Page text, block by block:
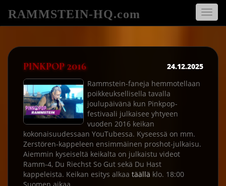
Avaa
RAMMSTEIN-HQ.com
PINKPOP 2016
24.12.2025
Rammstein-faneja hemmotellaan
poikkeuksellisella tavalla
joulupäivänä kun Pinkpop-
festivaali julkaisee yhtyeen
vuoden 2016 keikan
kokonaisuudessaan YouTubessa. Kyseessä on mm.
Zerstören-kappeleen ensimmäinen proshot-julkaisu.
Aiemmin kyseiseltä keikalta on julkaistu videot
Ramm-4, Du Riechst So Gut sekä Du Hast
kappeleista. Keikan esitys alkaa täällä klo. 18:00